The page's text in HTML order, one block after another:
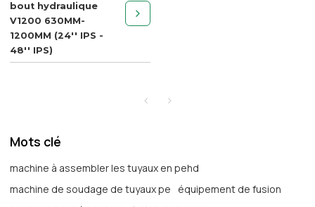
bout hydraulique
V1200 630MM-
1200MM (24'' IPS -
48'' IPS)
Mots clé
machine à assembler les tuyaux en pehd
machine de soudage de tuyaux pe
équipement de fusion